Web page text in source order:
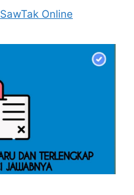
SawTak Online